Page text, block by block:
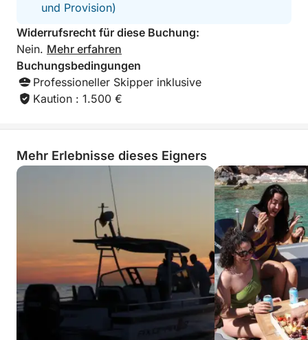
perfekten Tag auf See erleben.
Das Erlebnis beinhaltet:
Segeln entlang der spektakulären Südwestküste
Mallorcas
Badestopps in kristallklarem Wasser und ruhigen
Buchten
Ausrüstung zum Stand-Up-Paddling und
Snacks mit regionalen Produkten
Getränke inklusive
Professioneller, ortskundiger Skipper
Großzügige Liegeflächen zum Sonnenbaden und
und Provision)
Widerrufsrecht für diese Buchung:
Nein. Mehr erfahren
Buchungsbedingungen
Professioneller Skipper inklusive
Kaution : 1.500 €
Mehr Erlebnisse dieses Eigners